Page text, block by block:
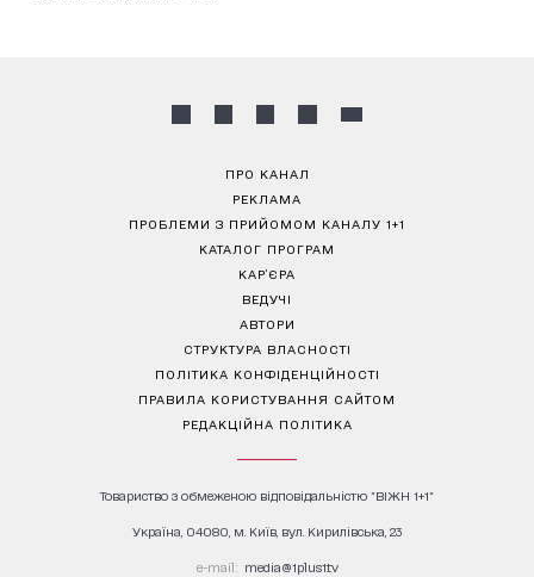
ПРО КАНАЛ
РЕКЛАМА
ПРОБЛЕМИ З ПРИЙОМОМ КАНАЛУ 1+1
КАТАЛОГ ПРОГРАМ
КАР’ЄРА
ВЕДУЧІ
АВТОРИ
СТРУКТУРА ВЛАСНОСТІ
ПОЛІТИКА КОНФІДЕНЦІЙНОСТІ
ПРАВИЛА КОРИСТУВАННЯ САЙТОМ
РЕДАКЦІЙНА ПОЛІТИКА
Товариство з обмеженою відповідальністю "ВІЖН 1+1"
Україна, 04080, м. Київ, вул. Кирилівська, 23
е-mail: media@1plus1.tv